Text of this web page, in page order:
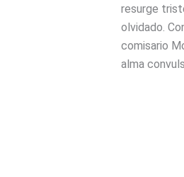
resurge
olvidado.
comisario
alma